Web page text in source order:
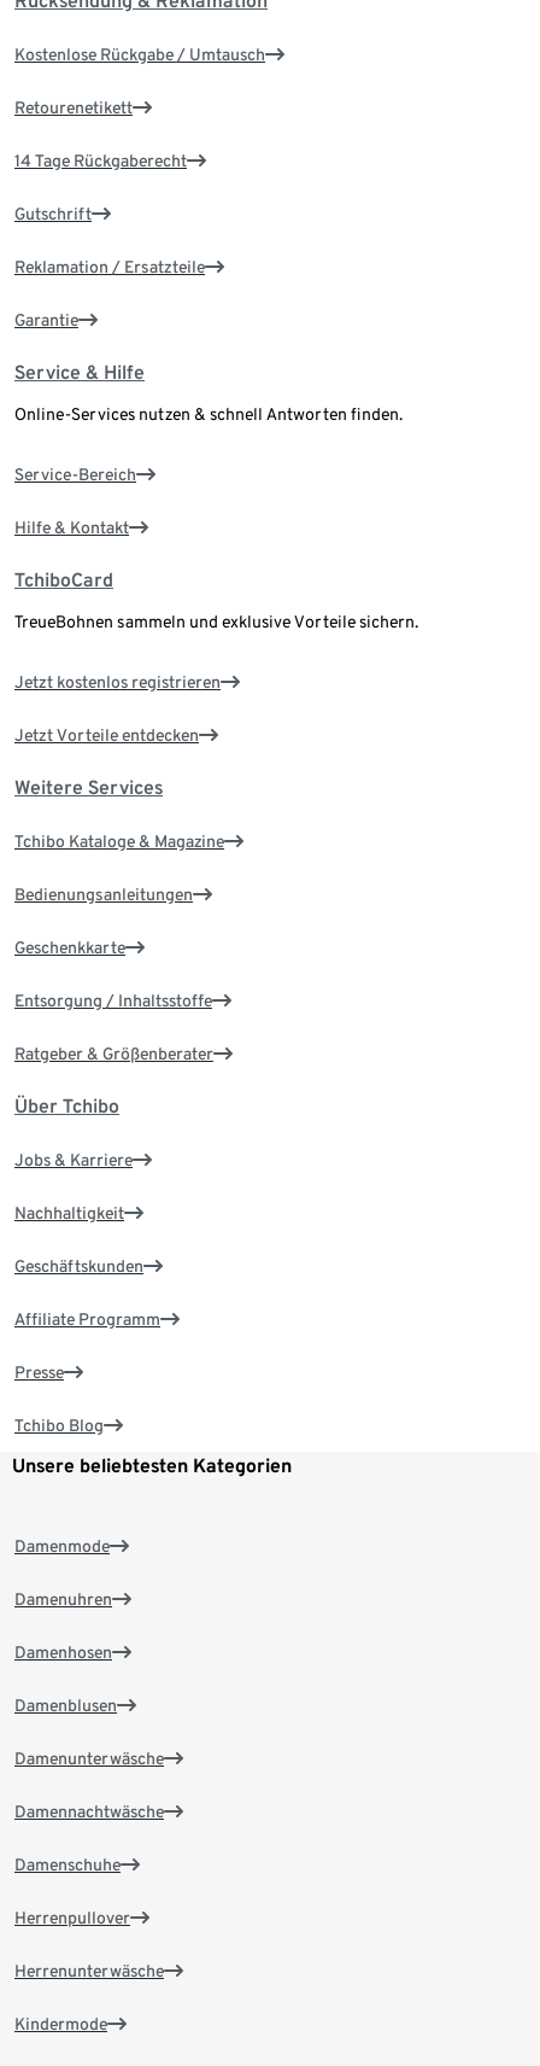
Kostenlose Rückgabe / Umtausch
Retourenetikett
14 Tage Rückgaberecht
Gutschrift
Reklamation / Ersatzteile
Garantie
Service & Hilfe
Online-Services nutzen & schnell Antworten finden.
Service-Bereich
Hilfe & Kontakt
TchiboCard
TreueBohnen sammeln und exklusive Vorteile sichern.
Jetzt kostenlos registrieren
Jetzt Vorteile entdecken
Weitere Services
Tchibo Kataloge & Magazine
Bedienungsanleitungen
Geschenkkarte
Entsorgung / Inhaltsstoffe
Ratgeber & Größenberater
Über Tchibo
Jobs & Karriere
Nachhaltigkeit
Geschäftskunden
Affiliate Programm
Presse
Tchibo Blog
Unsere beliebtesten Kategorien
Damenmode
Damenuhren
Damenhosen
Damenblusen
Damenunterwäsche
Damennachtwäsche
Damenschuhe
Herrenpullover
Herrenunterwäsche
Kindermode